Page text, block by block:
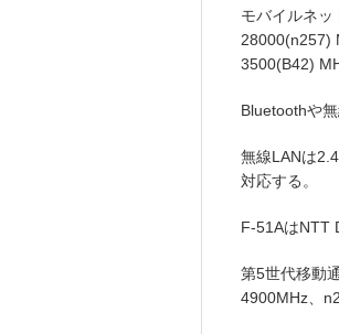
モバイルネ
28000(n257)
3500(B42)
Bluetoothや
無線LANは
対応する。
F-51AはNTT
第5世代移動
4900MHz、